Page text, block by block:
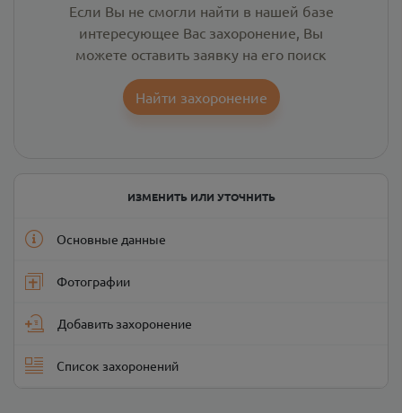
Если Вы не смогли найти в нашей базе
интересующее Вас захоронение, Вы
можете оставить заявку на его поиск
Найти захоронение
ИЗМЕНИТЬ ИЛИ УТОЧНИТЬ
Основные данные
Фотографии
Добавить захоронение
Список захоронений